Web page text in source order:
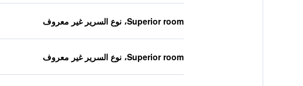
Superior room، نوع السرير غير معروف
Superior room، نوع السرير غير معروف